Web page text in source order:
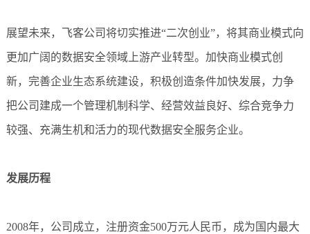
展望未来，飞客公司将切实推进“二次创业”，将其商业模式向
更加广阔的数据安全领域上游产业转型。加快商业模式创
新，完善企业生态系统建设，积极创造条件加快发展，力争
把公司建成一个管理机制科学、经营效益良好、综合竞争力
较强、充满生机和活力的现代数据安全服务企业。
发展历程
2008年，公司成立，注册资金500万元人民币，成为国内最大